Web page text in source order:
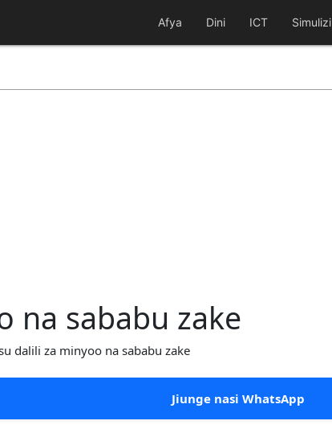
Afya Dini ICT Simulizi
na sababu zake
dalili za minyoo na sababu zake
Jiunge nasi WhatsApp